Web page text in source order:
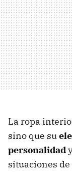
La ropa
sino que su
personalidad
situaciones